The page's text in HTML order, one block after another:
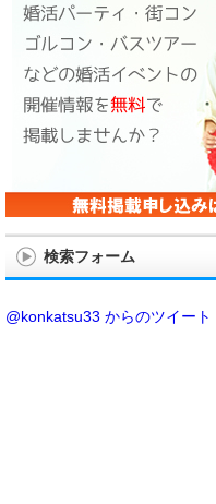
検索フォーム
@konkatsu33 からのツイート